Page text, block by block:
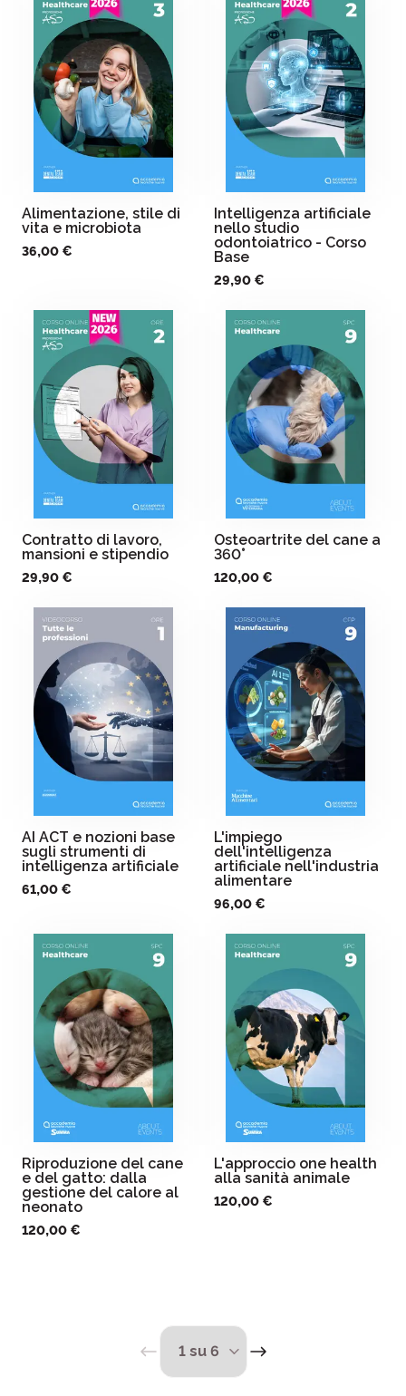
Alimentazione, stile di
vita e microbiota
36,00 €
Intelligenza artificiale
nello studio
odontoiatrico - Corso
Base
29,90 €
Contratto di lavoro,
mansioni e stipendio
29,90 €
Osteoartrite del cane a
360°
120,00 €
AI ACT e nozioni base
sugli strumenti di
intelligenza artificiale
61,00 €
L'impiego
dell'intelligenza
artificiale nell'industria
alimentare
96,00 €
Riproduzione del cane
e del gatto: dalla
gestione del calore al
neonato
120,00 €
L'approccio one health
alla sanità animale
120,00 €